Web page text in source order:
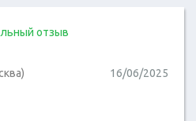
отзыв
16/06/2025